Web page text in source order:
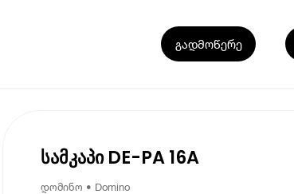
გადმოწერე
სამკაპი DE-PA 16A
დომინო • Domino